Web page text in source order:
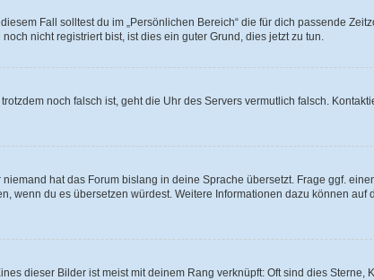
Fall solltest du im „Persönlichen Bereich“ die für dich passende
nicht registriert bist, ist dies ein guter Grund, dies jetzt zu tun.
noch falsch ist, geht die Uhr des Servers vermutlich falsch.
hat das Forum bislang in deine Sprache übersetzt. Frage ggf.
wenn du es übersetzen würdest. Weitere Informationen dazu können auf
dieser Bilder ist meist mit deinem Rang verknüpft: Oft sind dies